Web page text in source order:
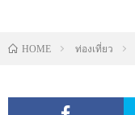
HOME ท่องเที่ยว